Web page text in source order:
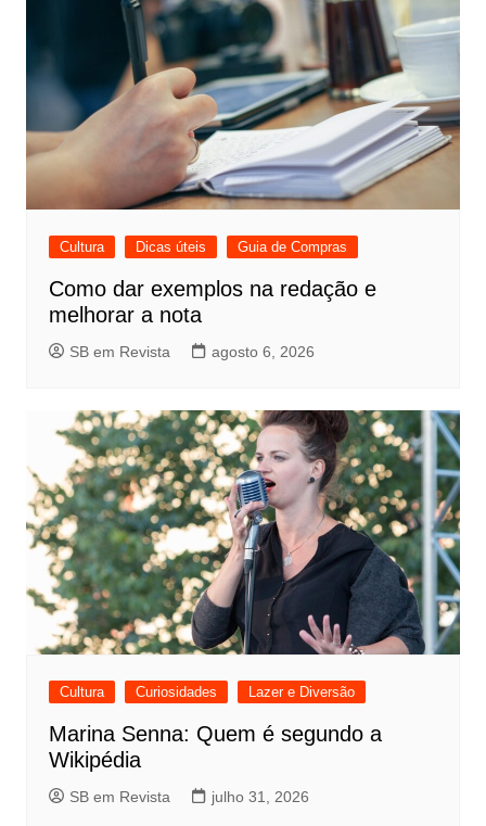
Cultura Dicas úteis Guia de Compras
Como dar exemplos na redação e
melhorar a nota
SB em Revista agosto 6, 2026
Cultura Curiosidades Lazer e Diversão
Marina Senna: Quem é segundo a
Wikipédia
SB em Revista julho 31, 2026